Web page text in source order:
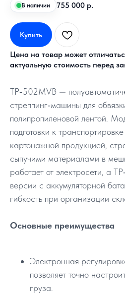
В наличии 755 000 р.
Купить
Цена на товар может
актуальную стоимость перед
TP‑502MVB —
стреппинг‑машины для
полипропиленовой лентой.
подготовки к
картонажной продукцией,
сыпучими материалами в
работает от электросети, а
версии с аккумуляторной
гибкость при организации
Основные преимущества
Электронная
позволяет точно
груза.